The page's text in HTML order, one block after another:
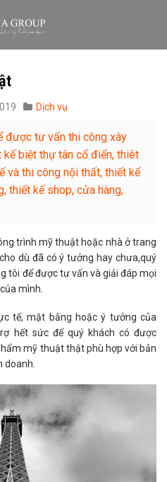
Dịch vụ
được tư vấn thi công xây
kế biệt thự tân cổ điển, thiêt
và thi công nội thất, thiết kế
thiết kế shop, cửa hàng,
trình mỹ thuật hoặc nhà ở trang
dù đã có ý tưởng hay chưa,quý
tôi để được tư vấn và giải đáp mọi
mình.
tế, mặt bằng hoặc ý tưởng của
hết sức để quý khách có được
mỹ thuật thật phù hợp với bản
doanh.